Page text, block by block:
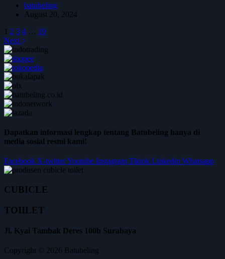
batubeling
August 20, 2024
1 2 3 4 … 19
Next
Dapatkan informasi lengkap tentang Batubeling hanya di
media sosial resmi kami!
Facebook X-twitterYoutube Instagram Tiktok Linkedin Whatsapp
CUBICLE
TOIILET
Jl. Kyai Tambak Deres 100b Surabaya
Copyright © 2026 Batubeling